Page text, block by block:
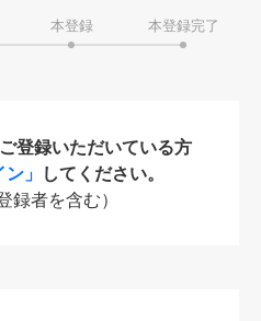
本登録 本登録完了
登録いただいている方
」 してください。
録者を含む）